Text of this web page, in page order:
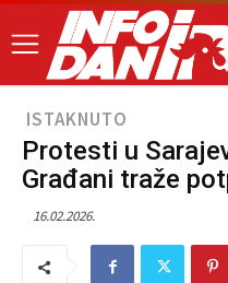
ISTAKNUTO
Protesti u
Građani traže
16.02.2026.